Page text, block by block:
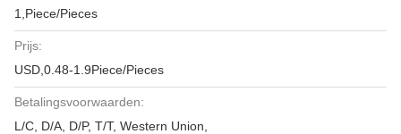
1,Piece/Pieces
Prijs:
USD,0.48-1.9Piece/Pieces
Betalingsvoorwaarden:
L/C, D/A, D/P, T/T, Western Union,